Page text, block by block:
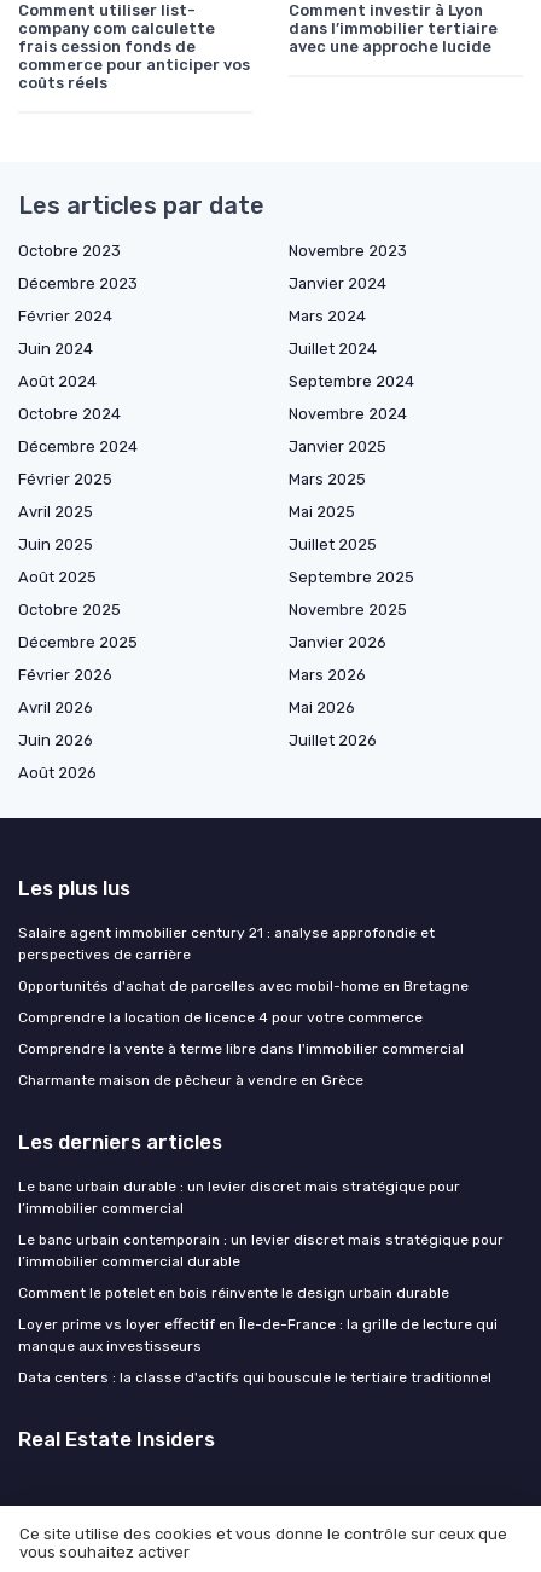
Comment utiliser list-
company com calculette
frais cession fonds de
commerce pour anticiper vos
coûts réels
Comment investir à Lyon
dans l’immobilier tertiaire
avec une approche lucide
Les articles par date
Octobre 2023
Novembre 2023
Décembre 2023
Janvier 2024
Février 2024
Mars 2024
Juin 2024
Juillet 2024
Août 2024
Septembre 2024
Octobre 2024
Novembre 2024
Décembre 2024
Janvier 2025
Février 2025
Mars 2025
Avril 2025
Mai 2025
Juin 2025
Juillet 2025
Août 2025
Septembre 2025
Octobre 2025
Novembre 2025
Décembre 2025
Janvier 2026
Février 2026
Mars 2026
Avril 2026
Mai 2026
Juin 2026
Juillet 2026
Août 2026
Les plus lus
Salaire agent immobilier century 21 : analyse approfondie et
perspectives de carrière
Opportunités d'achat de parcelles avec mobil-home en Bretagne
Comprendre la location de licence 4 pour votre commerce
Comprendre la vente à terme libre dans l'immobilier commercial
Charmante maison de pêcheur à vendre en Grèce
Les derniers articles
Le banc urbain durable : un levier discret mais stratégique pour
l’immobilier commercial
Le banc urbain contemporain : un levier discret mais stratégique pour
l’immobilier commercial durable
Comment le potelet en bois réinvente le design urbain durable
Loyer prime vs loyer effectif en Île-de-France : la grille de lecture qui
manque aux investisseurs
Data centers : la classe d'actifs qui bouscule le tertiaire traditionnel
Real Estate Insiders
Mentions légales
Ce site utilise des cookies et vous donne le contrôle sur ceux que
vous souhaitez activer